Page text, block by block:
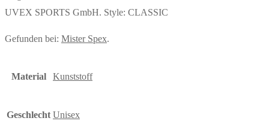
UVEX SPORTS GmbH. Style: CLASSIC
Gefunden bei: Mister Spex.
Material Kunststoff
Geschlecht Unisex